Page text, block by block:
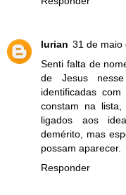
lurian 31 de maio
Senti falta de
de Jesus
identificadas
constam na
ligados aos
demérito, mas
possam aparecer.
Responder